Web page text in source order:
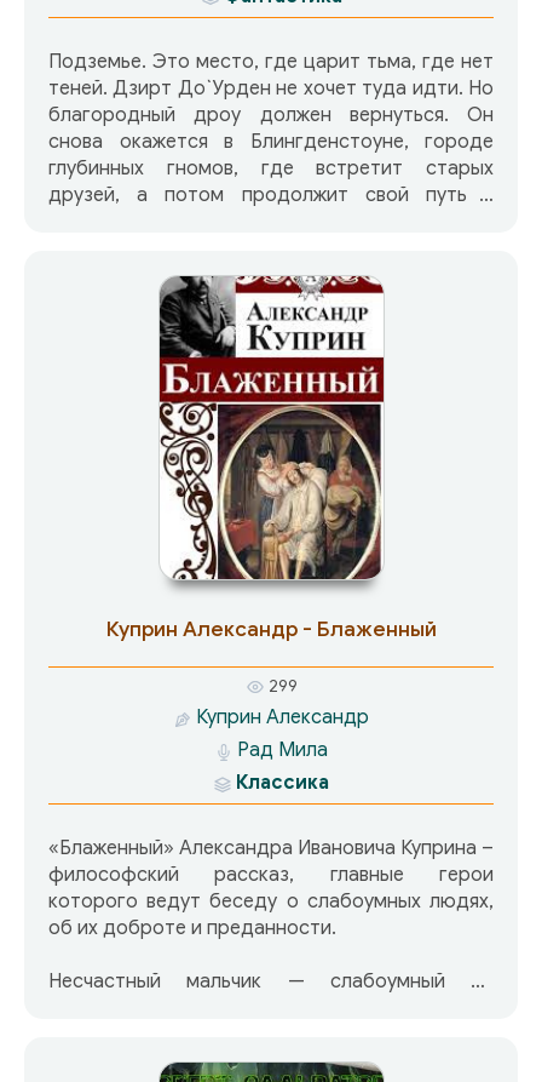
Подземье. Это место, где царит тьма, где нет
теней. Дзирт До`Урден не хочет туда идти. Но
благородный дроу должен вернуться. Он
снова окажется в Блингденстоуне, городе
глубинных гномов, где встретит старых
друзей, а потом продолжит свой путь в
заговор плетется здесь, угрожая его друзьям в
Мифрил Халле. Он найдет друзей там, где
меньше всего этого ожидает, и встретится с
врагами, которых больше не думал увидеть. Он
будет сражаться с чудовищами настолько
злобными, что им нет места в мире под
солнцем, тогда как душу его будут раздирать
противоречивые чувства, охватившие
благородного дроу, когда он вернулся на
свою наводящую ужас родину. И все это время
Дзирту придется жить под тяжестью чувства
вины за гибель дорогого друга.
Куприн Александр - Блаженный
299
Куприн Александр
Рад Мила
Классика
«Блаженный» Александра Ивановича Куприна –
философский рассказ, главные герои
которого ведут беседу о слабоумных людях,
об их доброте и преданности.
Несчастный мальчик — слабоумный от